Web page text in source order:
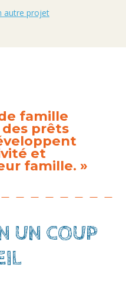
famille
prêts
et
famille. »
UN COUP